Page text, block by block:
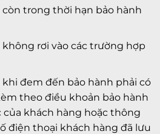
còn trong thời hạn bảo hành
không rơi vào các trường hợp
khi đem đến bảo hành phải có
theo điều khoản bảo hành
của khách hàng hoặc thông
điện thoại khách hàng đã lưu